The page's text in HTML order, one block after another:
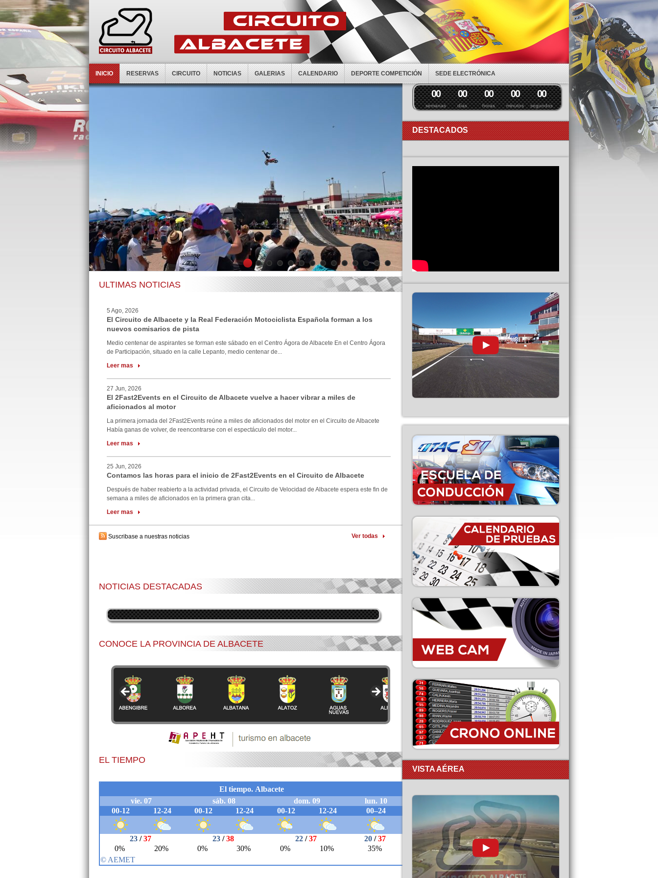
INICIO RESERVAS CIRCUITO NOTICIAS GALERIAS CALENDARIO DEPORTE COMPETICIÓN SEDE ELECTRÓNICA
1 2 3 4 5 6 7 8 9 10 11 12 13 14
ULTIMAS NOTICIAS
5 Ago, 2026
El Circuito de Albacete y la Real Federación Motociclista Española forman a los
nuevos comisarios de pista
Medio centenar de aspirantes se forman este sábado en el Centro Ágora de Albacete En el Centro Ágora
de Participación, situado en la calle Lepanto, medio centenar de...
Leer mas
27 Jun, 2026
El 2Fast2Events en el Circuito de Albacete vuelve a hacer vibrar a miles de
aficionados al motor
La primera jornada del 2Fast2Events reúne a miles de aficionados del motor en el Circuito de Albacete
Había ganas de volver, de reencontrarse con el espectáculo del motor...
Leer mas
25 Jun, 2026
Contamos las horas para el inicio de 2Fast2Events en el Circuito de Albacete
Después de haber reabierto a la actividad privada, el Circuito de Velocidad de Albacete espera este fin de
semana a miles de aficionados en la primera gran cita...
Leer mas
Ver todas
Suscribase a nuestras noticias
NOTICIAS DESTACADAS
CONOCE LA PROVINCIA DE ALBACETE
EL TIEMPO
semanas
00
días
00
horas
00
minutos
00
segundos
00
DESTACADOS
VISTA AÉREA